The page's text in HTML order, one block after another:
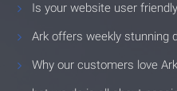
Is your website user
Ark offers weekly stunning
Why our customers love